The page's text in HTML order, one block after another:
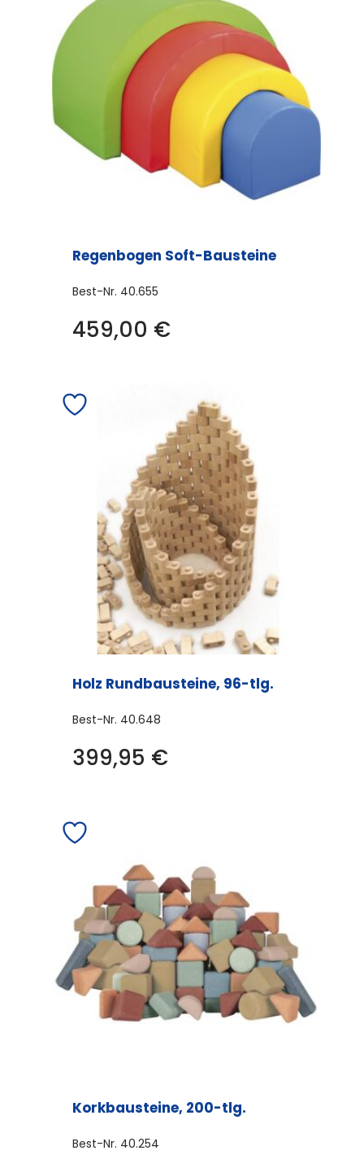
Regenbogen Soft-Bausteine
Best-Nr. 40.655
459,00 €
Holz Rundbausteine, 96-tlg.
Best-Nr. 40.648
399,95 €
Korkbausteine, 200-tlg.
Best-Nr. 40.254